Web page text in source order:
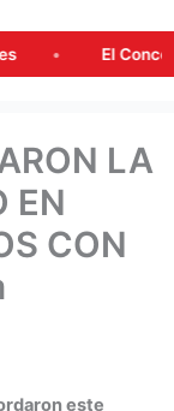
El Concejo
LA
EN
CON
este